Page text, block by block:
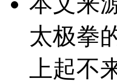
太极拳
上起不